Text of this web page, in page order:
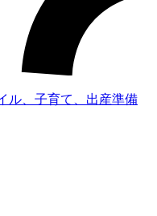
ル、子育て、出産準備